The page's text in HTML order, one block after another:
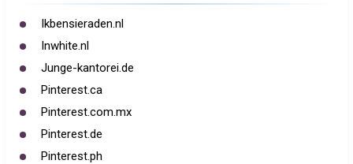
Ikbensieraden.nl
Inwhite.nl
Junge-kantorei.de
Pinterest.ca
Pinterest.com.mx
Pinterest.de
Pinterest.ph